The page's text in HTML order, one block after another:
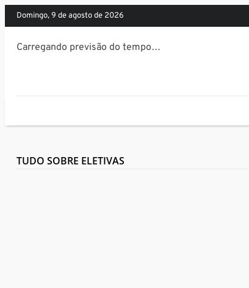
domingo, 9 de agosto de 2026
Carregando previsão do tempo…
TUDO SOBRE ELETIVAS